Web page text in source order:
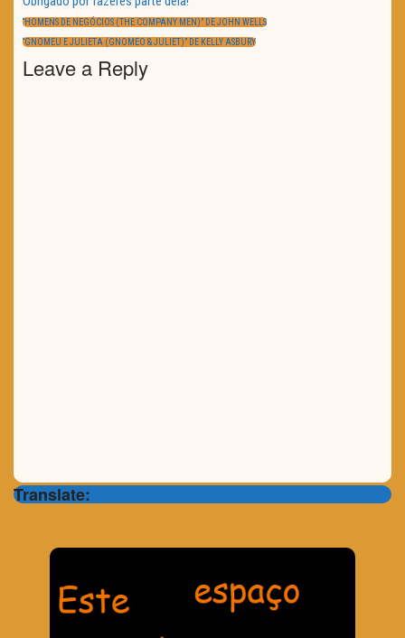
Navegação
de
artigos
PREVIOUS
“HOMENS DE NEGÓCIOS (THE COMPANY MEN)” DE JOHN WELLS
NEXT
“GNOMEU E JULIETA (GNOMEO & JULIET)” DE KELLY ASBURY
Leave a Reply
Translate: